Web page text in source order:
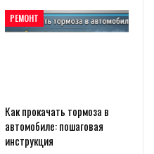
РЕМОНТ
Как прокачать тормоза в
автомобиле: пошаговая
инструкция